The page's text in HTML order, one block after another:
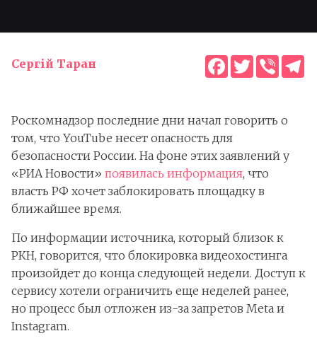
Сергій Таран Facebook
TwitterViber
Роскомнадзор последние дни начал говорить о
том, что YouTube несет опасность для
безопасности России. На фоне этих заявлений у
«РИА Новости» появилась информация, что
власть РФ хочет заблокировать площадку в
ближайшее время.
По информации источника, который близок к
РКН, говорится, что блокировка видеохостинга
произойдет до конца следующей недели. Доступ к
сервису хотели ограничить еще неделей ранее,
но процесс был отложен из-за запретов Meta и
Instagram.